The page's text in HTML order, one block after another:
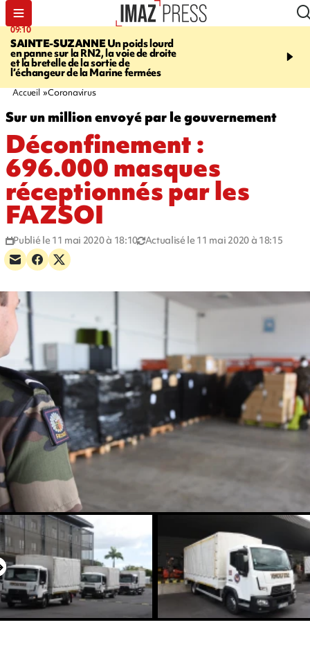
09:10
SAINTE-SUZANNEUn poids lourd
en panne sur la RN2, la voie de droite
et la bretelle de la sortie de
l’échangeur de la Marine fermées
11:22
DÉSTABILISATION
la présidentielle, les
Accueil Coronavirus
Sur un million envoyé par le gouvernement
Déconfinement :
696.000 masques
réceptionnés par les
FAZSOI
Publié le 11 mai 2020 à 18:10 Actualisé le 11 mai 2020 à 18:15